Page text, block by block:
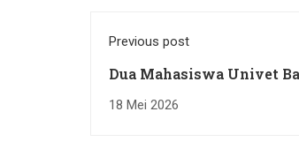
Previous post
Dua Mahasiswa Univet
Copa da Malasia 2026
18 Mei 2026